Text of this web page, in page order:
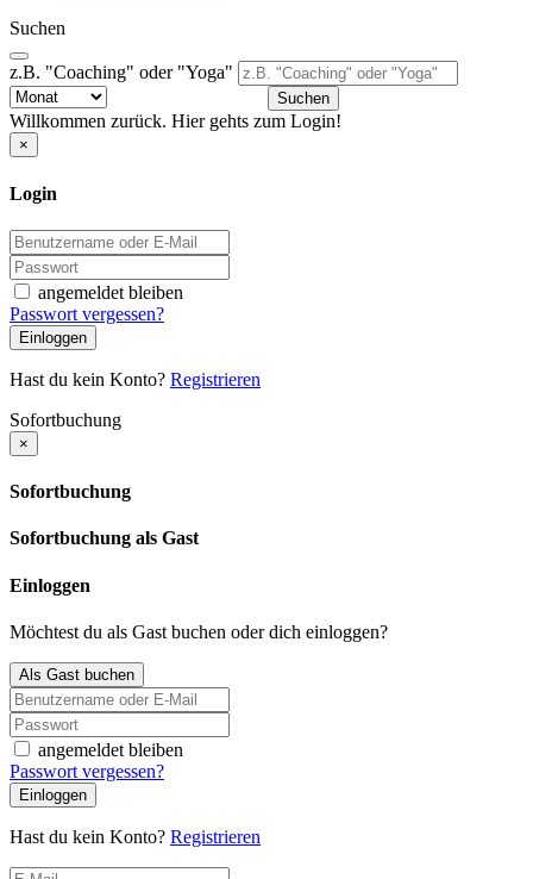
Suchen
z.B. "Coaching" oder "Yoga"
Suchen
Willkommen zurück. Hier gehts zum Login!
×
Login
angemeldet bleiben
Passwort vergessen?
Einloggen
Hast du kein Konto? Registrieren
Sofortbuchung
×
Sofortbuchung
Sofortbuchung als Gast
Einloggen
Möchtest du als Gast buchen oder dich einloggen?
Als Gast buchen
angemeldet bleiben
Passwort vergessen?
Einloggen
Hast du kein Konto? Registrieren